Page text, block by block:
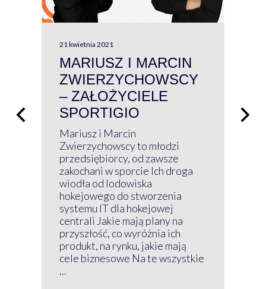
21 kwietnia 2021
MARIUSZ I MARCIN
ZWIERZYCHOWSCY
– ZAŁOŻYCIELE
SPORTIGIO
Mariusz i Marcin
Zwierzychowscy to młodzi
przedsiębiorcy, od zawsze
zakochani w sporcie Ich droga
wiodła od lodowiska
hokejowego do stworzenia
systemu IT dla hokejowej
centrali Jakie mają plany na
przyszłość, co wyróżnia ich
produkt, na rynku, jakie mają
cele biznesowe Na te wszystkie
...